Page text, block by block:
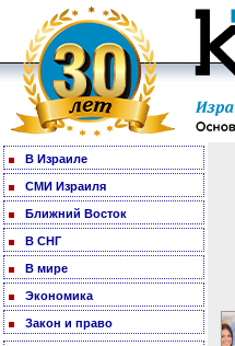
В Израиле
СМИ Израиля
Ближний Восток
В СНГ
В мире
Экономика
Закон и право